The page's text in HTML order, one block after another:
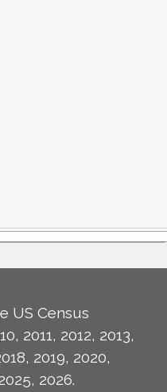
US Census
2011, 2012, 2013,
2019, 2020,
2026.